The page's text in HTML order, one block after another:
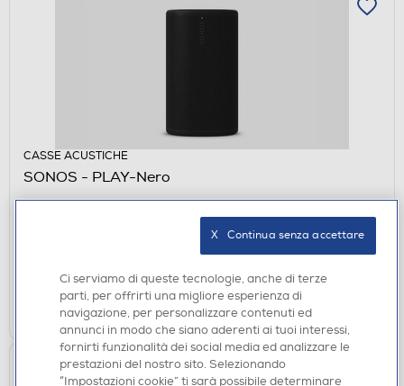
CASSE ACUSTICHE
SONOS - PLAY-Nero
€ 349,00
AGGIUNGI
Ci serviamo di queste tecnologie, anche di terze
parti, per offrirti una migliore esperienza di
navigazione, per personalizzare contenuti ed
annunci in modo che siano aderenti ai tuoi interessi,
fornirti funzionalità dei social media ed analizzare le
prestazioni del nostro sito. Selezionando
“Impostazioni cookie” ti sarà possibile determinare
X   Continua senza accettare